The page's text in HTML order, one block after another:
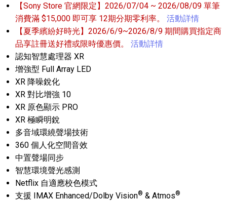
【Sony Store 官網限定】2026/07/04 ~ 2026/08/09 單筆
消費滿 $15,000 即可享 12期分期零利率。
活動詳情
【夏季繽紛好時光】2026/6/9~2026/8/9 期間購買指定商
品享註冊送好禮或限時優惠價。
活動詳情
認知智慧處理器 XR
增強型 Full Array LED
XR 降噪銳化
XR 對比增強 10
XR 原色顯示 PRO
XR 極瞬明銳
多音域環繞聲場技術
360 個人化空間音效
中置聲場同步
智慧環境聲光感測
Netflix 自適應校色模式
支援 IMAX Enhanced/Dolby Vision® & Atmos®